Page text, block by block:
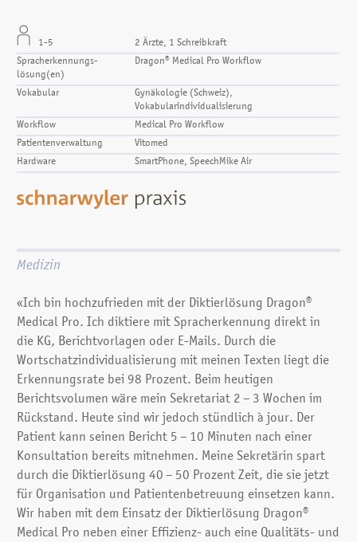
1-5
2 Ärzte, 1 Schreibkraft
Spracherkennungs­
lösung(en)
Dragon® Medical Pro Workflow
Vokabular
Gynäkologie (Schweiz),
Vokabularindividualisierung
Workflow
Medical Pro Workflow
Patientenverwaltung
Vitomed
Hardware
SmartPhone, SpeechMike Air
Medizin
«Ich bin hochzufrieden mit der Diktierlösung Dragon®
Medical Pro. Ich diktiere mit Spracherkennung direkt in
die KG, Berichtvorlagen oder E-Mails. Durch die
Wortschatzindividualisierung mit meinen Texten liegt die
Erkennungsrate bei 98 Prozent. Beim heutigen
Berichtsvolumen wäre mein Sekretariat 2 – 3 Wochen im
Rückstand. Heute sind wir jedoch stündlich à jour. Der
Patient kann seinen Bericht 5 – 10 Minuten nach einer
Konsultation bereits mitnehmen. Meine Sekretärin spart
durch die Diktierlösung 40 – 50 Prozent Zeit, die sie jetzt
für Organisation und Patientenbetreuung einsetzen kann.
Wir haben mit dem Einsatz der Diktierlösung Dragon®
Medical Pro neben einer Effizienz- auch eine Qualitäts- und